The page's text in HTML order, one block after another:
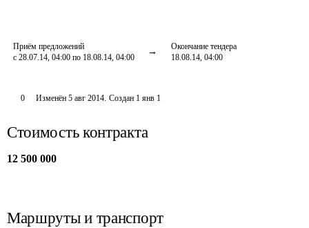
Приём предложений
с 28.07.14, 04:00 по 18.08.14, 04:00
Окончание тендера
18.08.14, 04:00
0 Изменён 5 авг 2014. Создан 1 янв 1
Стоимость контракта
12 500 000
Маршруты и транспорт